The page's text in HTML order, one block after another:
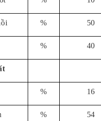
% 50
% 40
% 16
% 54